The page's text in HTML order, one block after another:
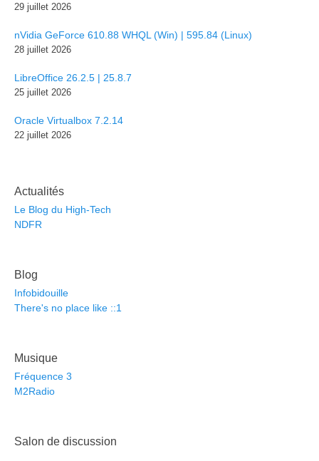
29 juillet 2026
nVidia GeForce 610.88 WHQL (Win) | 595.84 (Linux)
28 juillet 2026
LibreOffice 26.2.5 | 25.8.7
25 juillet 2026
Oracle Virtualbox 7.2.14
22 juillet 2026
Actualités
Le Blog du High-Tech
NDFR
Blog
Infobidouille
There's no place like ::1
Musique
Fréquence 3
M2Radio
Salon de discussion